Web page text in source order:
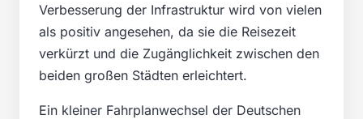
Verbesserung der Infrastruktur wird von vielen
als positiv angesehen, da sie die Reisezeit
verkürzt und die Zugänglichkeit zwischen den
beiden großen Städten erleichtert.
Ein kleiner Fahrplanwechsel der Deutschen